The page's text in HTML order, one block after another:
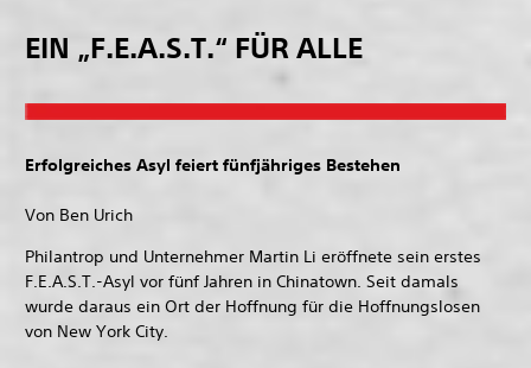
EIN „F.E.A.S.T.“ FÜR ALLE
Erfolgreiches Asyl feiert fünfjähriges Bestehen
Von Ben Urich
Philantrop und Unternehmer Martin Li eröffnete sein erstes
F.E.A.S.T.-Asyl vor fünf Jahren in Chinatown. Seit damals
wurde daraus ein Ort der Hoffnung für die Hoffnungslosen
von New York City.